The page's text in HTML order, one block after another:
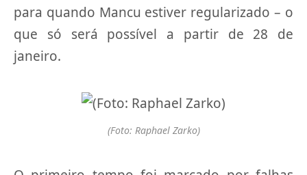
para quando Mancu estiver regularizado – o
que só será possível a partir de 28 de
janeiro.
(Foto: Raphael Zarko)